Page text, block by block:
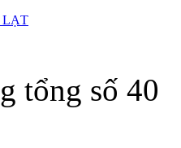
LẠT
tổng số 40